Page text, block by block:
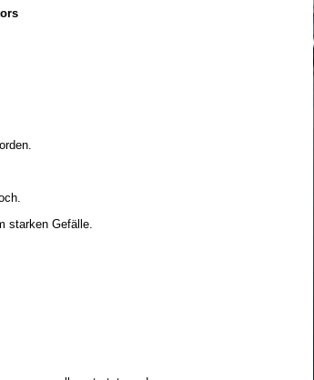
starken Gefälle.